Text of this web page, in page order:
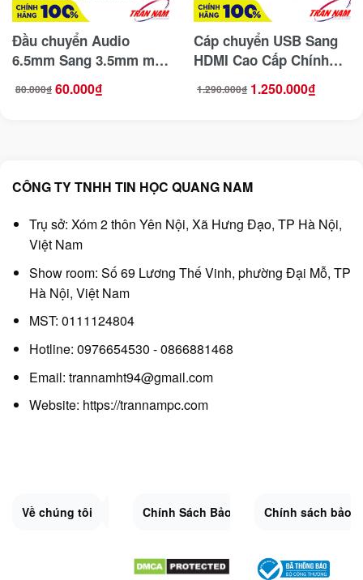
Đầu chuyển Audio
6.5mm Sang 3.5mm mạ
vàng 24K Ugreen 20503
80.000₫
Giá
gốc 60.000₫
Giá
hiện
Cáp chuyển USB Sang
HDMI Cao Cấp Chính
Hãng Ugreen 40229
1.290.000₫
Giá
gốc 1.250.000₫
Giá
hiện
CÔNG TY TNHH TIN HỌC QUANG NAM
Trụ sở: Xóm 2 thôn Yên Nội, Xã Hưng Đạo, TP Hà Nội,
Việt Nam
Show room: Số 69 Lương Thế Vinh, phường Đại Mỗ, TP
Hà Nội, Việt Nam
MST: 0111124804
Hotline: 0976654530 - 0866881468
Email: trannamht94@gmail.com
Website: https://trannampc.com
Về chúng tôi Liên Hệ Quy Định Chung Sitemap.XML
Chính Sách Bảo Mật Đổi trả và hoàn
Chính sách bảo